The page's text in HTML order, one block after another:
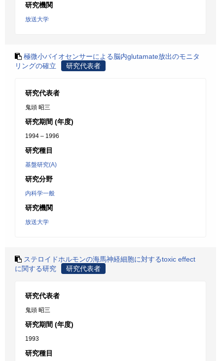
研究機関
放送大学
極微小バイオセンサーによる脳内glutamate放出のモニタ
リングの確立
研究代表者
研究代表者
鬼頭 昭三
研究期間 (年度)
1994 – 1996
研究種目
基盤研究(A)
研究分野
内科学一般
研究機関
放送大学
ステロイドホルモンの海馬神経細胞に対するtoxic effect
に関する研究
研究代表者
研究代表者
鬼頭 昭三
研究期間 (年度)
1993
研究種目